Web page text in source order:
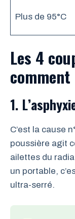
Plus de 95°C
Les 4
1.
C’est la cause
poussière agit
ailettes du
un portable,
ultra-serré.